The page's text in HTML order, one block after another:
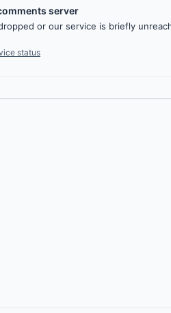
server
or our service is briefly
status